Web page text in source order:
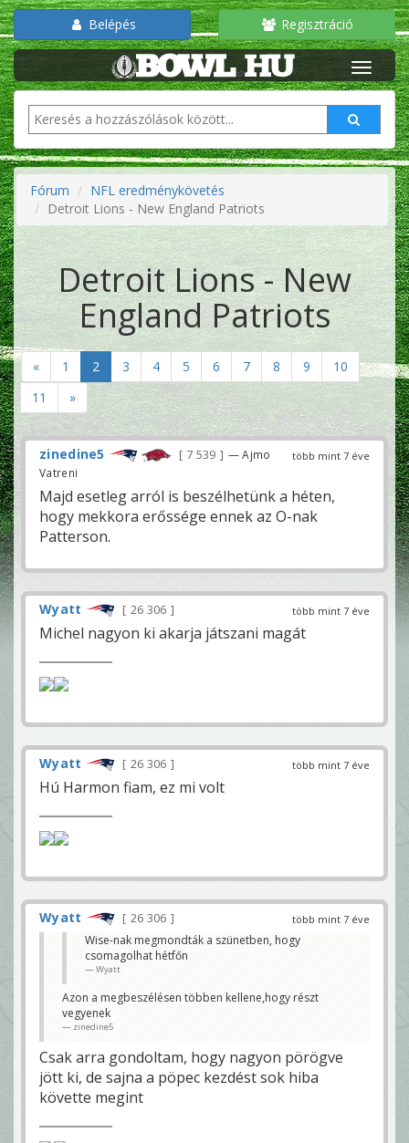
Belépés Regisztráció
Fórum
NFL eredménykövetés
Detroit Lions - New England Patriots
Detroit Lions - New
England Patriots
« 1 2 3 4 5 6 7 8 9
10
11
»
több mint 7 éve
zinedine5 7 539
— Ajmo
Vatreni
Majd esetleg arról is beszélhetünk a héten,
hogy mekkora erőssége ennek az O-nak
Patterson.
több mint 7 éve
Wyatt 26 306
Michel nagyon ki akarja játszani magát
több mint 7 éve
Wyatt 26 306
Hú Harmon fiam, ez mi volt
több mint 7 éve
Wyatt
26 306
Wise-nak megmondták a szünetben, hogy
csomagolhat hétfőn
Wyatt
Azon a megbeszélésen többen kellene,hogy részt
vegyenek
zinedine5
Csak arra gondoltam, hogy nagyon pörögve
jött ki, de sajna a pöpec kezdést sok hiba
követte megint